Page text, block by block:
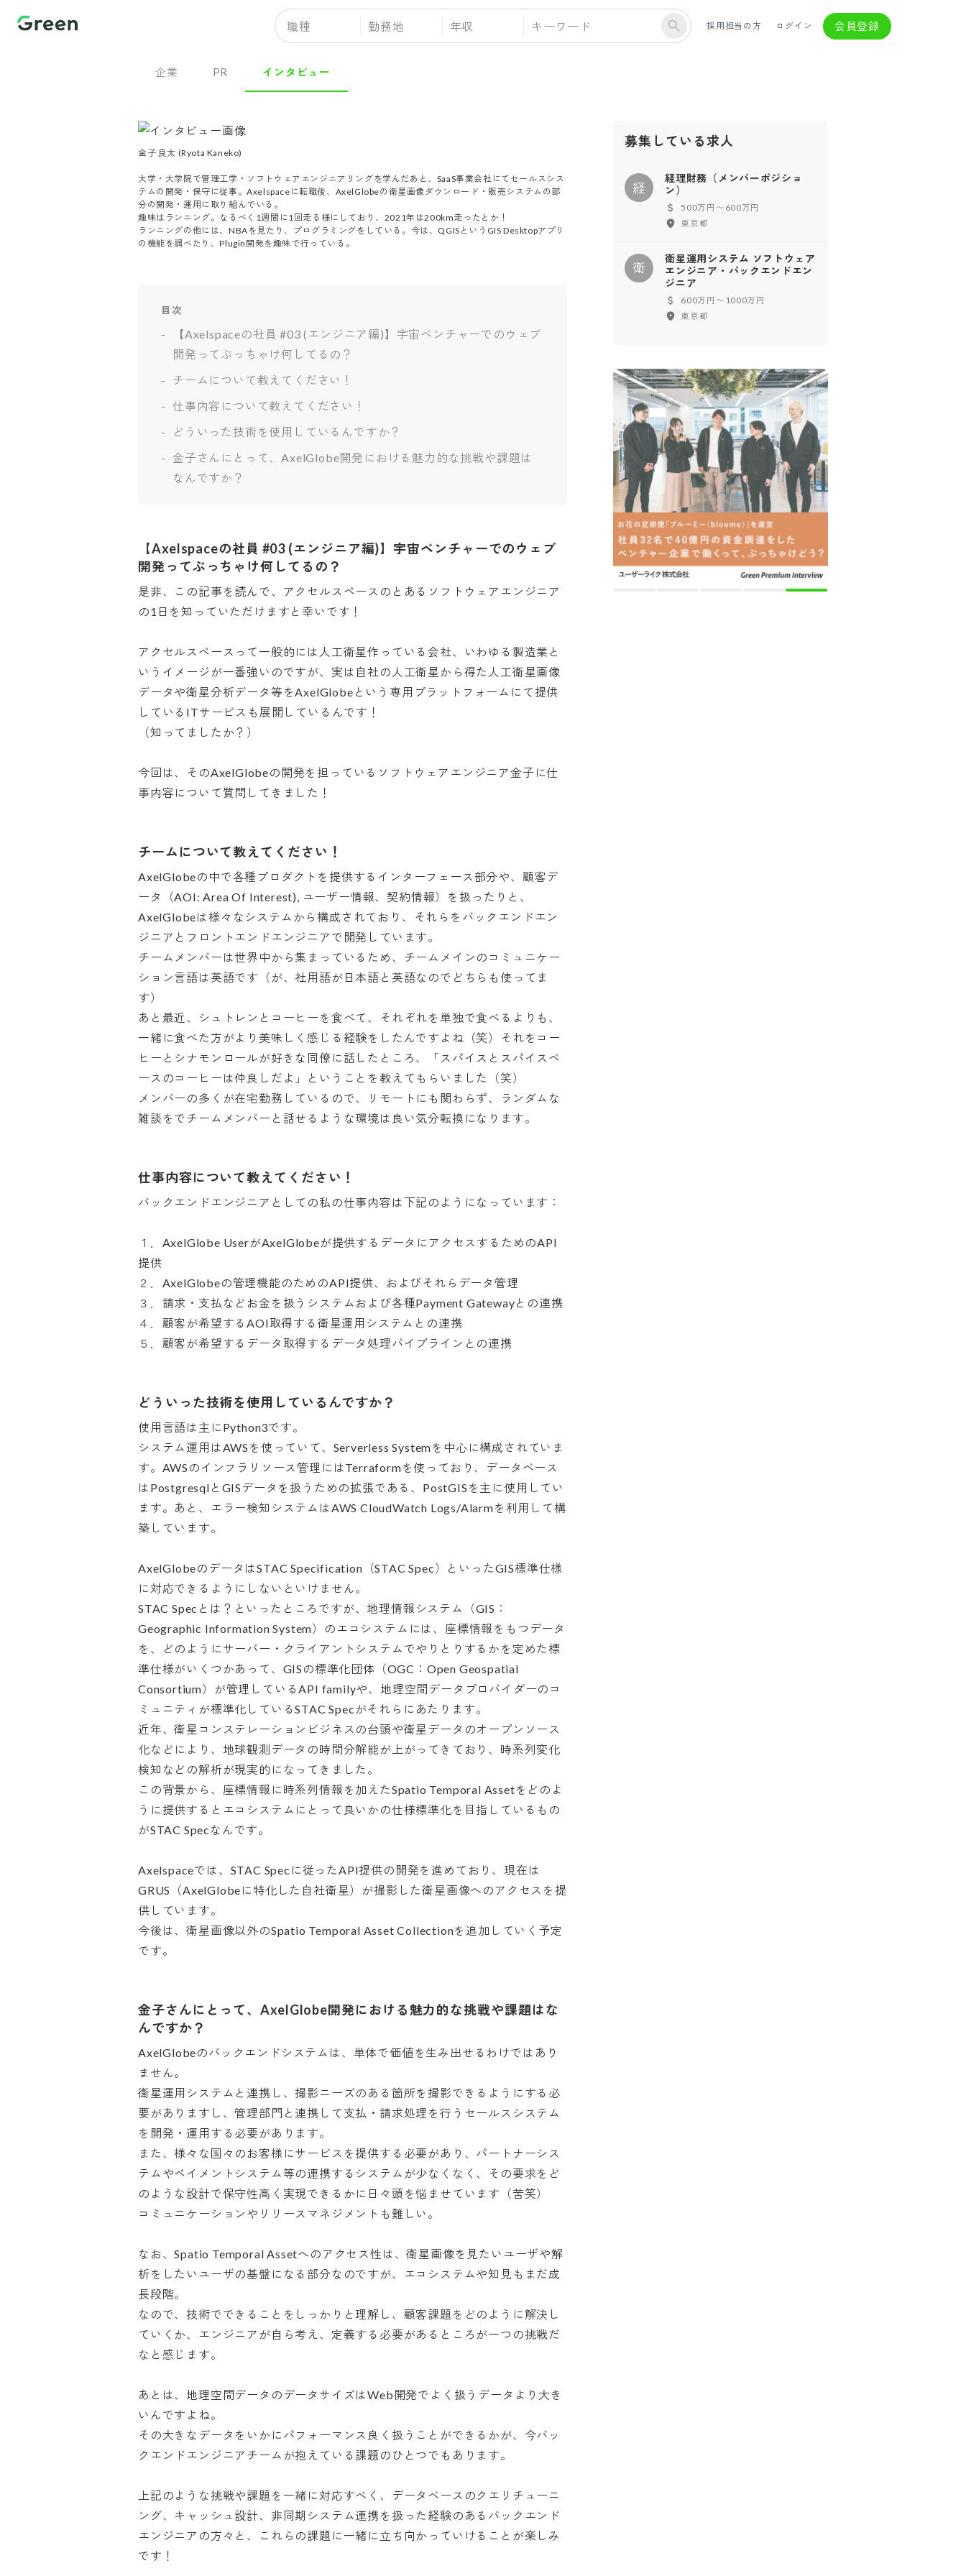
職種 勤務地 年収 採用担当の方 ログイン 会員登録
企業 PR インタビュー
金子 良太 (Ryota Kaneko)
大学・大学院で管理工学・ソフトウェアエンジニアリングを学んだあと、SaaS事業会社にてセールスシス
テムの開発・保守に従事。Axelspaceに転職後、AxelGlobeの衛星画像ダウンロード・販売システムの部
分の開発・運用に取り組んでいる。
趣味はランニング。なるべく1週間に1回走る様にしており、2021年は200km走ったとか！
ランニングの他には、NBAを見たり、プログラミングをしている。今は、QGISというGIS Desktopアプリ
の機能を調べたり、Plugin開発を趣味で行っている。
目次
【Axelspaceの社員 #03 (エンジニア編)】宇宙ベンチャーでのウェブ
開発ってぶっちゃけ何してるの？
チームについて教えてください！
仕事内容について教えてください！
どういった技術を使用しているんですか？
金子さんにとって、AxelGlobe開発における魅力的な挑戦や課題は
なんですか？
【Axelspaceの社員 #03 (エンジニア編)】宇宙ベンチャーでのウェブ
開発ってぶっちゃけ何してるの？
是非、この記事を読んで、アクセルスペースのとあるソフトウェアエンジニア
の1日を知っていただけますと幸いです！
アクセルスペースって一般的には人工衛星作っている会社、いわゆる製造業と
いうイメージが一番強いのですが、実は自社の人工衛星から得た人工衛星画像
データや衛星分析データ等をAxelGlobeという専用プラットフォームにて提供
しているITサービスも展開しているんです！
（知ってましたか？）
今回は、そのAxelGlobeの開発を担っているソフトウェアエンジニア金子に仕
事内容について質問してきました！
チームについて教えてください！
AxelGlobeの中で各種プロダクトを提供するインターフェース部分や、顧客デ
ータ（AOI: Area Of Interest), ユーザー情報、契約情報）を扱ったりと、
AxelGlobeは様々なシステムから構成されており、それらをバックエンドエン
ジニアとフロントエンドエンジニアで開発しています。
チームメンバーは世界中から集まっているため、チームメインのコミュニケー
ション言語は英語です（が、社用語が日本語と英語なのでどちらも使ってま
す）
あと最近、シュトレンとコーヒーを食べて、それぞれを単独で食べるよりも、
一緒に食べた方がより美味しく感じる経験をしたんですよね（笑）それをコー
ヒーとシナモンロールが好きな同僚に話したところ、「スパイスとスパイスベ
ースのコーヒーは仲良しだよ」ということを教えてもらいました（笑）
メンバーの多くが在宅勤務しているので、リモートにも関わらず、ランダムな
雑談をでチームメンバーと話せるような環境は良い気分転換になります。
仕事内容について教えてください！
バックエンドエンジニアとしての私の仕事内容は下記のようになっています：
１．AxelGlobe UserがAxelGlobeが提供するデータにアクセスするためのAPI
提供
２．AxelGlobeの管理機能のためのAPI提供、およびそれらデータ管理
３．請求・支払などお金を扱うシステムおよび各種Payment Gatewayとの連携
４．顧客が希望するAOI取得する衛星運用システムとの連携
５．顧客が希望するデータ取得するデータ処理パイプラインとの連携
どういった技術を使用しているんですか？
使用言語は主にPython3です。
システム運用はAWSを使っていて、Serverless Systemを中心に構成されていま
す。AWSのインフラリソース管理にはTerraformを使っており、データベース
はPostgresqlとGISデータを扱うための拡張である、PostGISを主に使用してい
ます。あと、エラー検知システムはAWS CloudWatch Logs/Alarmを利用して構
築しています。
AxelGlobeのデータはSTAC Specification（STAC Spec）といったGIS標準仕様
に対応できるようにしないといけません。
STAC Specとは？といったところですが、地理情報システム（GIS：
Geographic Information System）のエコシステムには、座標情報をもつデータ
を、どのようにサーバー・クライアントシステムでやりとりするかを定めた標
準仕様がいくつかあって、GISの標準化団体（OGC：Open Geospatial
Consortium）が管理しているAPI familyや、地理空間データプロバイダーのコ
ミュニティが標準化しているSTAC Specがそれらにあたります。
近年、衛星コンステレーションビジネスの台頭や衛星データのオープンソース
化などにより、地球観測データの時間分解能が上がってきており、時系列変化
検知などの解析が現実的になってきました。
この背景から、座標情報に時系列情報を加えたSpatio Temporal Assetをどのよ
うに提供するとエコシステムにとって良いかの仕様標準化を目指しているもの
がSTAC Specなんです。
Axelspaceでは、STAC Specに従ったAPI提供の開発を進めており、現在は
GRUS（AxelGlobeに特化した自社衛星）が撮影した衛星画像へのアクセスを提
供しています。
今後は、衛星画像以外のSpatio Temporal Asset Collectionを追加していく予定
です。
金子さんにとって、AxelGlobe開発における魅力的な挑戦や課題はな
んですか？
AxelGlobeのバックエンドシステムは、単体で価値を生み出せるわけではあり
ません。
衛星運用システムと連携し、撮影ニーズのある箇所を撮影できるようにする必
要がありますし、管理部門と連携して支払・請求処理を行うセールスシステム
を開発・運用する必要があります。
また、様々な国々のお客様にサービスを提供する必要があり、パートナーシス
テムやペイメントシステム等の連携するシステムが少なくなく、その要求をど
のような設計で保守性高く実現できるかに日々頭を悩ませています（苦笑）
コミュニケーションやリリースマネジメントも難しい。
なお、Spatio Temporal Assetへのアクセス性は、衛星画像を見たいユーザや解
析をしたいユーザの基盤になる部分なのですが、エコシステムや知見もまだ成
長段階。
なので、技術でできることをしっかりと理解し、顧客課題をどのように解決し
ていくか、エンジニアが自ら考え、定義する必要があるところが一つの挑戦だ
なと感じます。
あとは、地理空間データのデータサイズはWeb開発でよく扱うデータより大き
いんですよね。
その大きなデータをいかにパフォーマンス良く扱うことができるかが、今バッ
クエンドエンジニアチームが抱えている課題のひとつでもあります。
上記のような挑戦や課題を一緒に対応すべく、データベースのクエリチューニ
ング、キャッシュ設計、非同期システム連携を扱った経験のあるバックエンド
エンジニアの方々と、これらの課題に一緒に立ち向かっていけることが楽しみ
です！
募集している求人
経
経理財務（メンバーポジショ
ン）
500万円〜600万円
東京都
衛
衛星運用システム ソフトウェア
エンジニア・バックエンドエン
ジニア
600万円〜1000万円
東京都